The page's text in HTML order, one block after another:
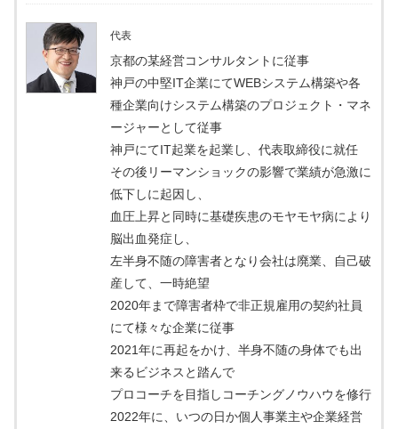
代表
京都の某経営コンサルタントに従事
神戸の中堅IT企業にてWEBシステム構築や各
種企業向けシステム構築のプロジェクト・マネ
ージャーとして従事
神戸にてIT起業を起業し、代表取締役に就任
その後リーマンショックの影響で業績が急激に
低下しに起因し、
血圧上昇と同時に基礎疾患のモヤモヤ病により
脳出血発症し、
左半身不随の障害者となり会社は廃業、自己破
産して、一時絶望
2020年まで障害者枠で非正規雇用の契約社員
にて様々な企業に従事
2021年に再起をかけ、半身不随の身体でも出
来るビジネスと踏んで
プロコーチを目指しコーチングノウハウを修行
2022年に、いつの日か個人事業主や企業経営